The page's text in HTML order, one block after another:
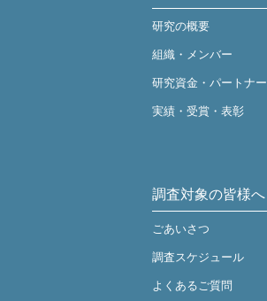
研究の概要
組織・メンバー
研究資金・パートナー
実績・受賞・表彰
調査対象の皆様へ
ごあいさつ
調査スケジュール
よくあるご質問